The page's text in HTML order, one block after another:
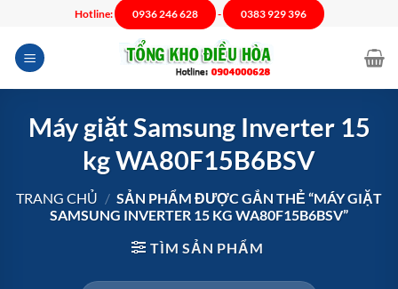
nội
dung
Hotline: 0936 246 628 - 0383 929 396
Máy giặt Samsung Inverter 15
kg WA80F15B6BSV
TRANG CHỦ / SẢN PHẨM ĐƯỢC GẮN THẺ “MÁY GIẶT
SAMSUNG INVERTER 15 KG WA80F15B6BSV”
TÌM SẢN PHẨM